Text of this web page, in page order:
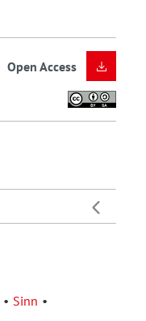
Open Access
Sinn